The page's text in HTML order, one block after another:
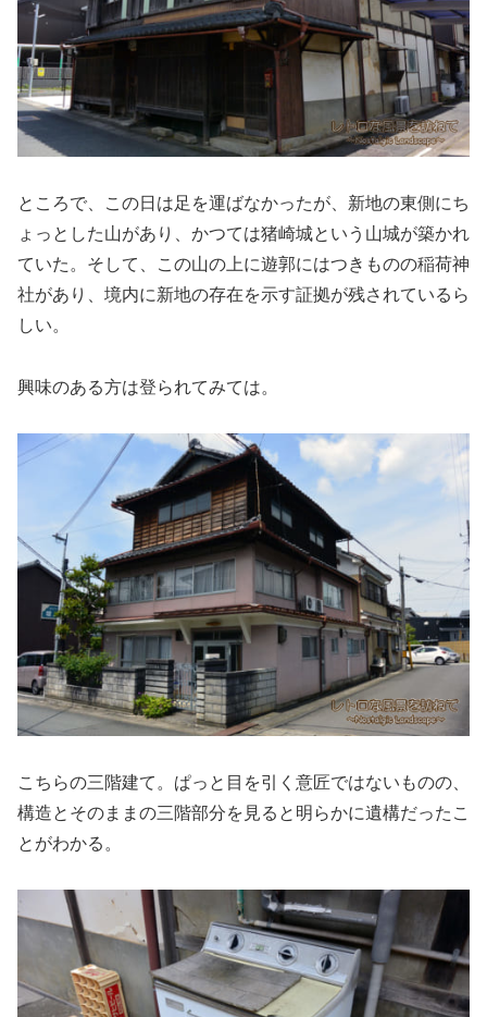
ところで、この日は足を運ばなかったが、新地の東側にち
ょっとした山があり、かつては猪崎城という山城が築かれ
ていた。そして、この山の上に遊郭にはつきものの稲荷神
社があり、境内に新地の存在を示す証拠が残されているら
しい。
興味のある方は登られてみては。
こちらの三階建て。ぱっと目を引く意匠ではないものの、
構造とそのままの三階部分を見ると明らかに遺構だったこ
とがわかる。